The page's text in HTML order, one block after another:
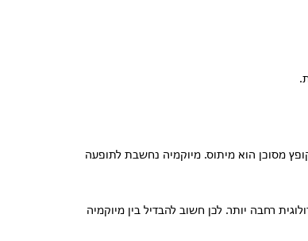
מסוכן הוא מיתוס. מיוקמיה נחשבת לתופעה
רחבה יותר. לכן חשוב להבדיל בין מיוקמיה